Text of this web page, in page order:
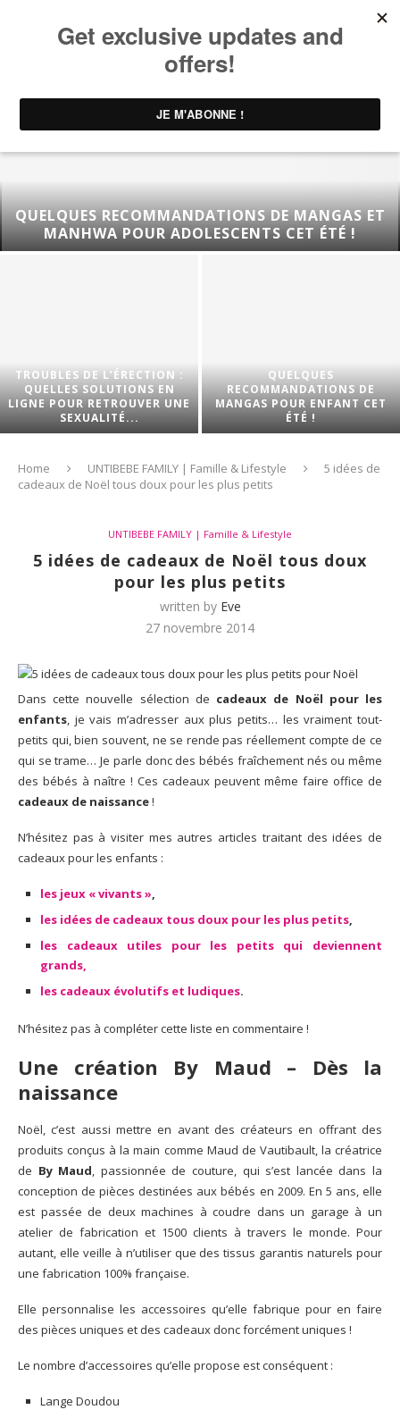
QUELQUES RECOMMANDATIONS DE MANGAS ET
MANHWA POUR ADOLESCENTS CET ÉTÉ !
TROUBLES DE L’ÉRECTION :
QUELLES SOLUTIONS EN
LIGNE POUR RETROUVER UNE
SEXUALITÉ...
QUELQUES
RECOMMANDATIONS DE
MANGAS POUR ENFANT CET
ÉTÉ !
Home UNTIBEBE FAMILY | Famille & Lifestyle
5 idées de
cadeaux de Noël tous doux pour les plus petits
UNTIBEBE FAMILY | Famille & Lifestyle
5 idées de cadeaux de Noël tous doux
pour les plus petits
written by Eve
27 novembre 2014
Dans cette nouvelle sélection de cadeaux de Noël pour les
enfants, je vais m’adresser aux plus petits… les vraiment tout-
petits qui, bien souvent, ne se rende pas réellement compte de ce
qui se trame… Je parle donc des bébés fraîchement nés ou même
des bébés à naître ! Ces cadeaux peuvent même faire office de
cadeaux de naissance!
N’hésitez pas à visiter mes autres articles traitant des idées de
cadeaux pour les enfants :
les jeux « vivants »,
les idées de cadeaux tous doux pour les plus petits,
les cadeaux utiles pour les petits qui deviennent
grands,
les cadeaux évolutifs et ludiques.
N’hésitez pas à compléter cette liste en commentaire !
Une création By Maud – Dès la
naissance
Noël, c’est aussi mettre en avant des créateurs en offrant des
produits conçus à la main comme Maud de Vautibault, la créatrice
de By Maud, passionnée de couture, qui s’est lancée dans la
conception de pièces destinées aux bébés en 2009. En 5 ans, elle
est passée de deux machines à coudre dans un garage à un
atelier de fabrication et 1500 clients à travers le monde. Pour
autant, elle veille à n’utiliser que des tissus garantis naturels pour
une fabrication 100% française.
Elle personnalise les accessoires qu’elle fabrique pour en faire
des pièces uniques et des cadeaux donc forcément uniques !
Le nombre d’accessoires qu’elle propose est conséquent :
Lange Doudou